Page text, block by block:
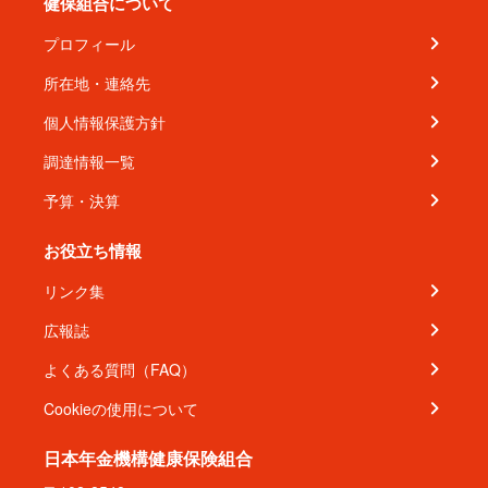
プロフィール
所在地・連絡先
個人情報保護方針
調達情報一覧
予算・決算
お役立ち情報
リンク集
広報誌
よくある質問（FAQ）
Cookieの使用について
日本年金機構健康保険組合